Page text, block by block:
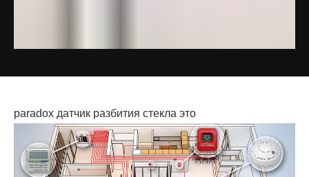
paradox датчик разбития стекла это